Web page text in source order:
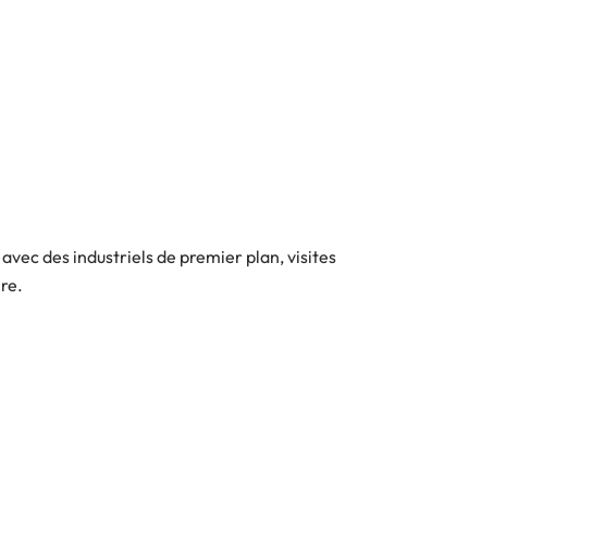
des industriels de premier plan, visites